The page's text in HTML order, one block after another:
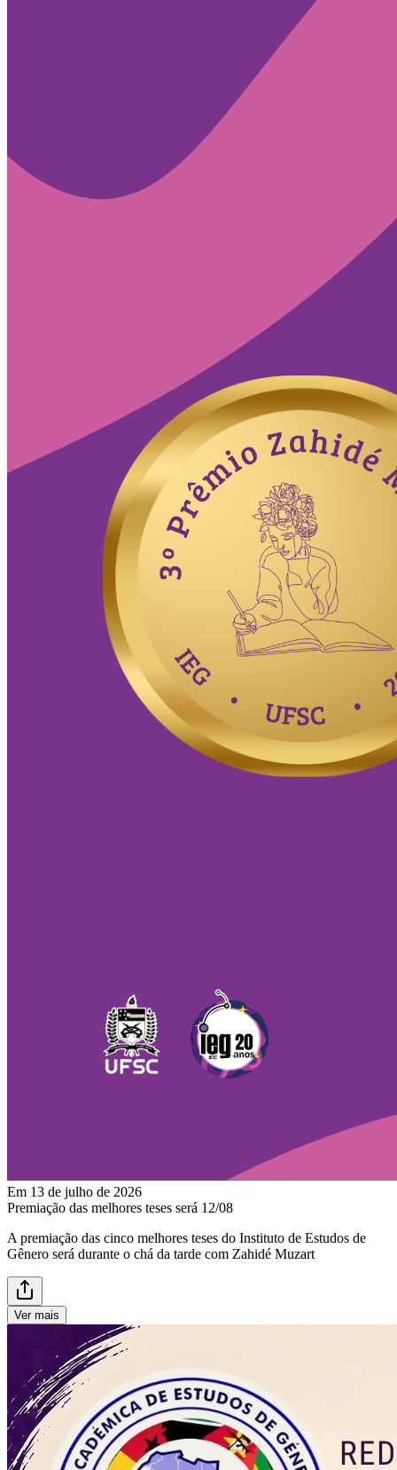
Em 13 de julho de 2026
Premiação das melhores teses será 12/08
A premiação das cinco melhores teses do Instituto de Estudos de
Gênero será durante o chá da tarde com Zahidé Muzart
Ver mais